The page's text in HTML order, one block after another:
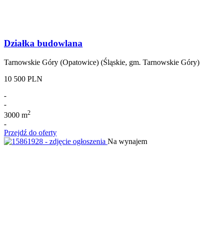
Działka budowlana
Tarnowskie Góry (Opatowice) (Śląskie, gm. Tarnowskie Góry)
10 500 PLN
-
-
3000 m2
-
Przejdź do oferty
Na wynajem